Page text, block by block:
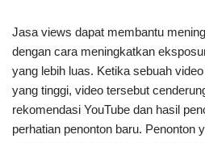
Jasa views dapat membantu
dengan cara meningkatkan
yang lebih luas. Ketika sebuah
yang tinggi, video tersebut
rekomendasi YouTube dan hasil
perhatian penonton baru. Penonton